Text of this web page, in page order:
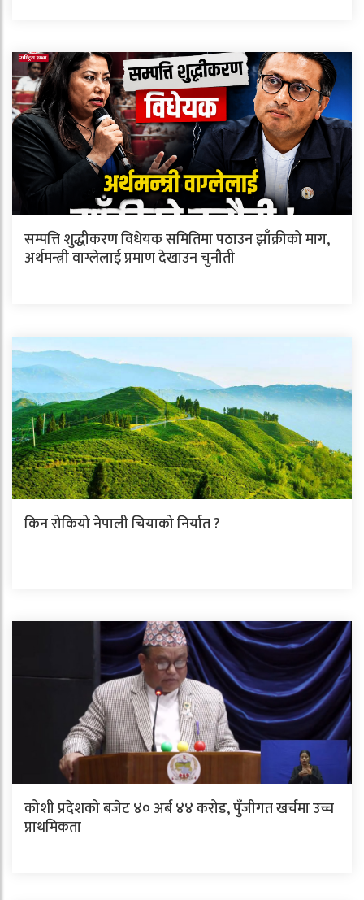
सम्पत्ति शुद्धीकरण विधेयक समितिमा पठाउन झाँक्रीको माग,
अर्थमन्त्री वाग्लेलाई प्रमाण देखाउन चुनौती
किन रोकियो नेपाली चियाको निर्यात ?
कोशी प्रदेशको बजेट ४० अर्ब ४४ करोड, पुँजीगत खर्चमा उच्च
प्राथमिकता